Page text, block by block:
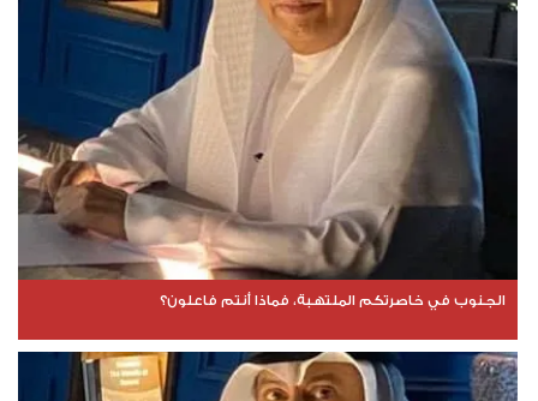
الجنوب في خاصرتكم الملتهبة، فماذا أنتم فاعلون؟